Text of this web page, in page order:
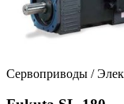
Сервоприводы /